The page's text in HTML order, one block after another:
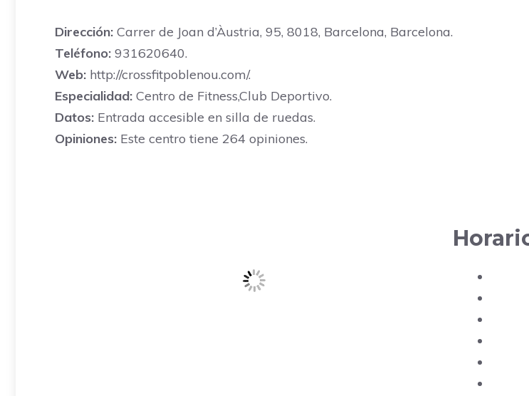
Dirección: Carrer de Joan d’Àustria, 95, 8018, Barcelona, Barcelona.
Teléfono: 931620640.
Web: http://crossfitpoblenou.com/.
Especialidad: Centro de Fitness,Club Deportivo.
Datos: Entrada accesible en silla de ruedas.
Opiniones: Este centro tiene 264 opiniones.